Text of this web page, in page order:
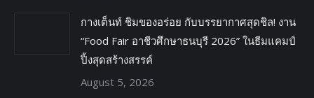
กางเต็นท์ ชิมของอร่อย กับบรรยากาศสุดชิล! งาน
“Food Fair อาชีวศึกษาธนบุรี 2026” ในธีมแคมป์
ปิ้งสุดสร้างสรรค์
August 5, 2026